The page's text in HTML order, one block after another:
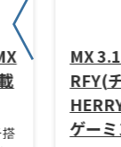
MX
RFY(
ゲー